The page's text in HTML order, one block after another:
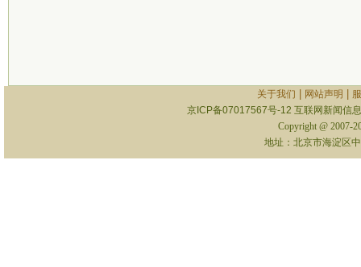
关于我们 网站声明
京ICP备07017567号-12 互联网新闻信
Copyright @ 2007-
地址：北京市海淀区